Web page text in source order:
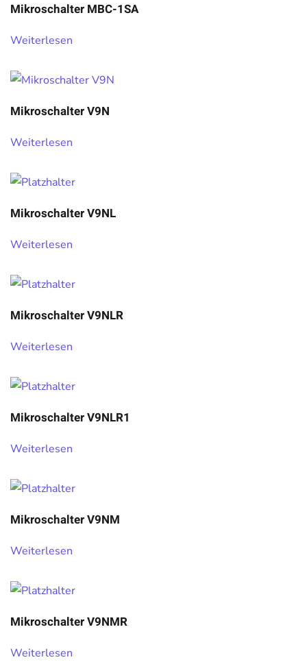
Mikroschalter MBC-1SA
Weiterlesen
Mikroschalter V9N
Weiterlesen
Mikroschalter V9NL
Weiterlesen
Mikroschalter V9NLR
Weiterlesen
Mikroschalter V9NLR1
Weiterlesen
Mikroschalter V9NM
Weiterlesen
Mikroschalter V9NMR
Weiterlesen